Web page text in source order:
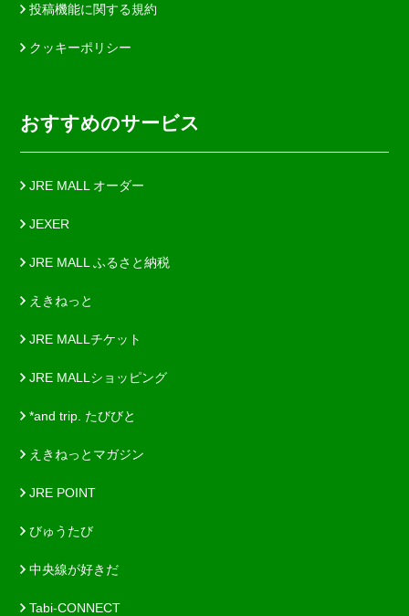
投稿機能に関する規約
クッキーポリシー
おすすめのサービス
JRE MALL オーダー
JEXER
JRE MALL ふるさと納税
えきねっと
JRE MALLチケット
JRE MALLショッピング
*and trip. たびびと
えきねっとマガジン
JRE POINT
びゅうたび
中央線が好きだ
Tabi-CONNECT